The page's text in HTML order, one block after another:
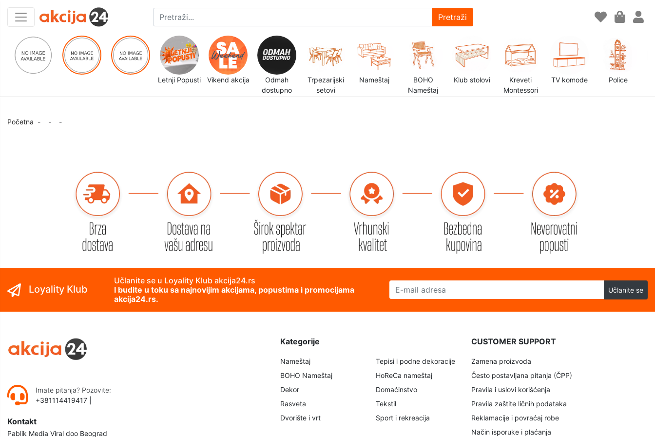
Pretraži
Letnji Popusti Vikend akcija
Odmah
dostupno
Trpezarijski
setovi
Nameštaj
BOHO
Nameštaj
Klub stolovi
Kreveti
Montessori
TV komode Police
Početna - - -
Loyality Klub
Učlanite se u Loyality Klub akcija24.rs
I budite u toku sa najnovijim akcijama, popustima i promocijama
akcija24.rs.
E-mail adresa
Učlanite se
Imate pitanja? Pozovite:
+381114419417
Kontakt
Pablik Media Viral doo Beograd
Kategorije
Nameštaj
BOHO Nameštaj
Dekor
Rasveta
Dvorište i vrt
Tepisi i podne dekoracije
HoReCa nameštaj
Domaćinstvo
Tekstil
Sport i rekreacija
CUSTOMER SUPPORT
Zamena proizvoda
Često postavljana pitanja (ČPP)
Pravila i uslovi korišćenja
Pravila zaštite ličnih podataka
Reklamacije i povraćaj robe
Način isporuke i plaćanja